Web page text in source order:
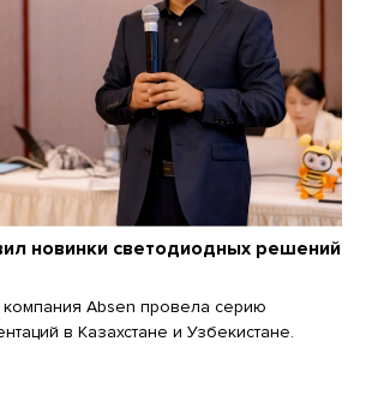
новинки светодиодных решений
Absen провела серию
в Казахстане и Узбекистане.